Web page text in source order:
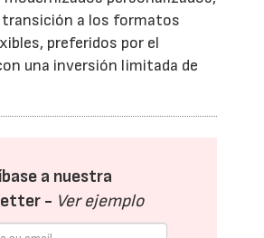
a los formatos
preferidos por el
una inversión limitada de
a nuestra
- Ver ejemplo